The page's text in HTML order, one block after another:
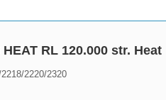
HEAT RL 120.000 str.
2220/2320